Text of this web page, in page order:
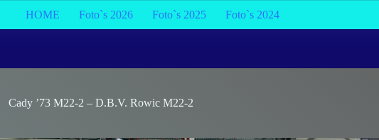
HOME Foto`s 2026 Foto`s 2025 Foto`s 2024
Cady ’73 M22-2 – D.B.V. Rowic M22-2